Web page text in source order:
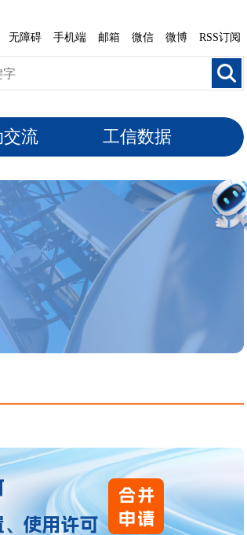
无障碍 手机端 邮箱 微信 微博 RSS订阅
流 工信数据